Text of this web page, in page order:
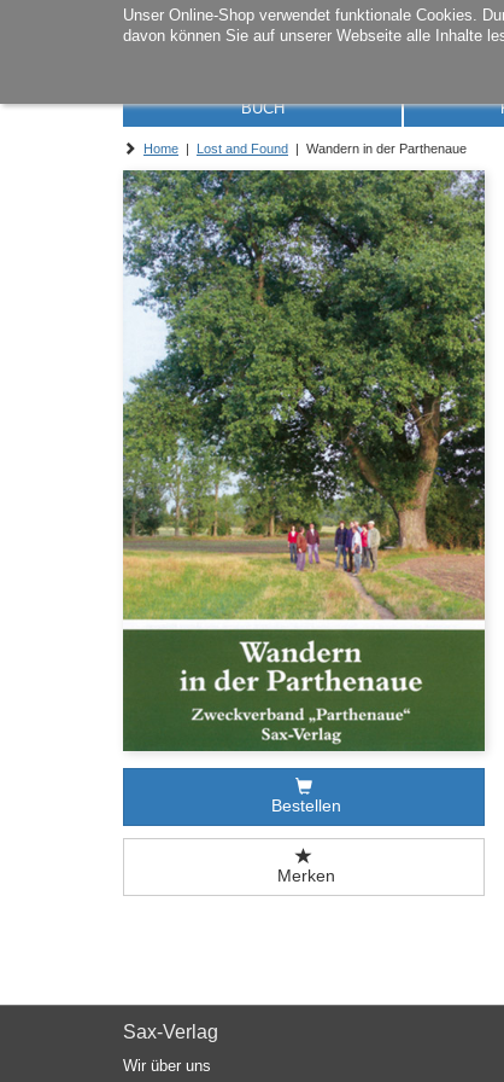
Unser Online-Shop verwendet funktionale Cookies.
davon können Sie auf unserer Webseite alle Inhalte
BUCH
Home | Lost and Found | Wandern in der Parthenaue
Bestellen
Merken
Sax-Verlag
Wir über uns